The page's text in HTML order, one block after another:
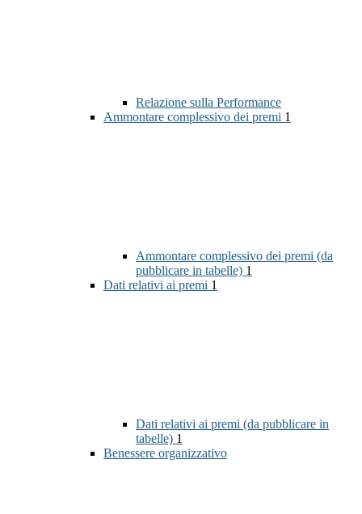
Relazione sulla Performance
Ammontare complessivo dei premi 1
Ammontare complessivo dei premi (da
pubblicare in tabelle) 1
Dati relativi ai premi 1
Dati relativi ai premi (da pubblicare in
tabelle) 1
Benessere organizzativo